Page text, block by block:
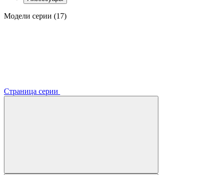
Модели серии (17)
Страница серии